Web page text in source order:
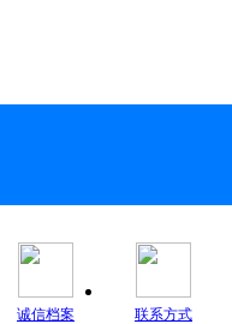
诚信档案 联系方式